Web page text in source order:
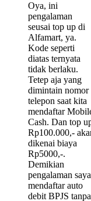
Oya, ini
pengalaman
seusai top up di
Alfamart, ya.
Kode seperti
diatas ternyata
tidak berlaku.
Tetep aja yang
dimintain nomor
telepon saat kita
mendaftar
Cash. Dan top
Rp100.000,-
dikenai biaya
Rp5000,-.
Demikian
pengalaman saya
mendaftar auto
debit BPJS tanpa